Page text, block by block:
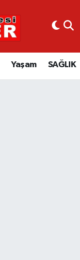
Yaşam SAĞLIK